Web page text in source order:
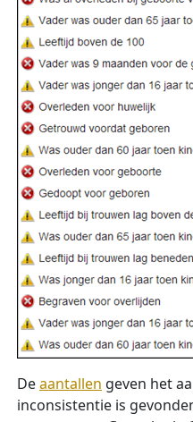
Deaantallen geven het
inconsistentie is